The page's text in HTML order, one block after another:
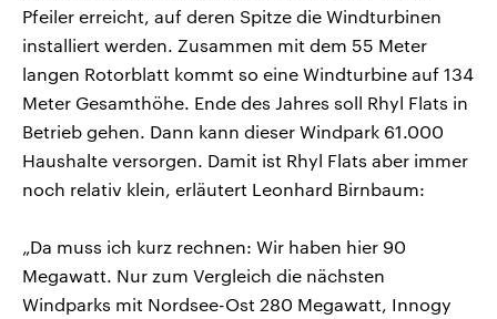
Pfeiler erreicht, auf deren Spitze die Windturbinen
installiert werden. Zusammen mit dem 55 Meter
langen Rotorblatt kommt so eine Windturbine auf 134
Meter Gesamthöhe. Ende des Jahres soll Rhyl Flats in
Betrieb gehen. Dann kann dieser Windpark 61.000
Haushalte versorgen. Damit ist Rhyl Flats aber immer
noch relativ klein, erläutert Leonhard Birnbaum:
„Da muss ich kurz rechnen: Wir haben hier 90
Megawatt. Nur zum Vergleich die nächsten
Windparks mit Nordsee-Ost 280 Megawatt, Innogy